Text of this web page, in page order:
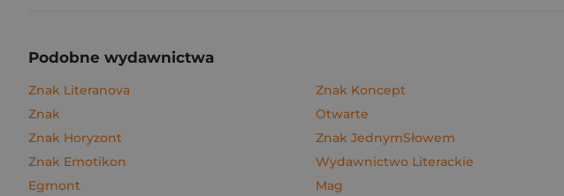
Podobne wydawnictwa
Znak Literanova
Znak
Znak Horyzont
Znak Emotikon
Egmont
Znak Koncept
Otwarte
Znak JednymSłowem
Wydawnictwo Literackie
Mag